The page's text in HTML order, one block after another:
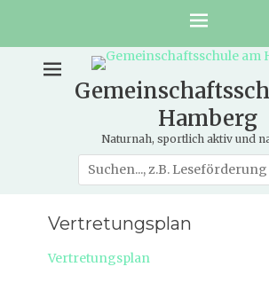
Hamberg
Naturnah, sportlich aktiv und
Suche
nach:
Vertretungsplan
Vertretungsplan